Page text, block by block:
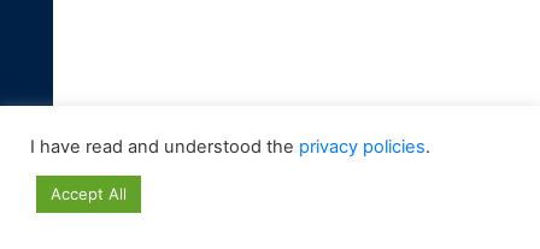
I have read and understood the privacy policies.
Accept All